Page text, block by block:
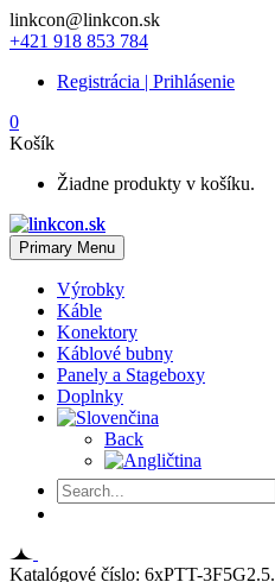
linkcon@linkcon.sk
+421 918 853 784
Registrácia | Prihlásenie
0
Košík
Žiadne produkty v košíku.
Primary Menu
Výrobky
Káble
Konektory
Káblové bubny
Panely a Stageboxy
Doplnky
Back
Katalógové číslo: 6xPTT-3F5G2.5.